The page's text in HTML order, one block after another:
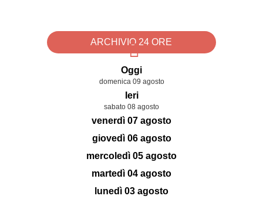
ARCHIVIO 24 ORE
Oggi
domenica 09 agosto
Ieri
sabato 08 agosto
venerdì 07 agosto
giovedì 06 agosto
mercoledì 05 agosto
martedì 04 agosto
lunedì 03 agosto